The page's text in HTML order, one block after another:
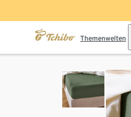
Themenwelten